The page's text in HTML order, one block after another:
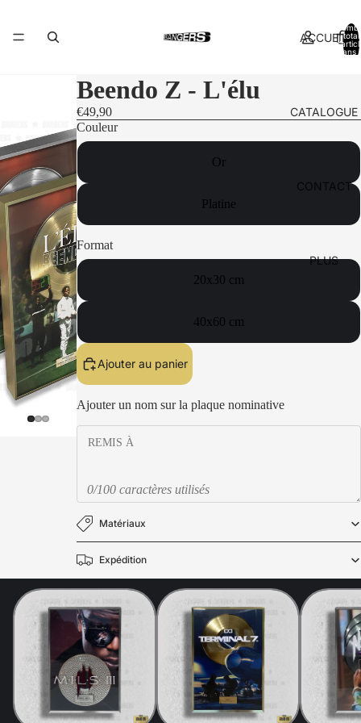
ACCUEIL
CATALOGUE
CONTACT
PLUS
total
dans
Beendo Z - L'élu
€49,90
Couleur
Or
Platine
Format
20x30 cm
40x60 cm
Ajouter au panier
Ajouter un nom sur la plaque nominative
0/100 caractères utilisés
Matériaux
Expédition
Politique de confidentialité
Politique de remboursement
Mentions légales